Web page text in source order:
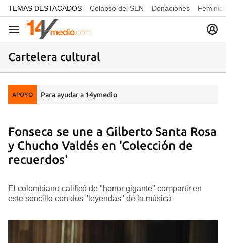
common.go-to-content
TEMAS DESTACADOS Colapso del SEN Donaciones
Navegación
Cartelera cultural
APOYO Para ayudar a 14ymedio
Fonseca se une a Gilberto Santa Rosa
y Chucho Valdés en 'Colección de
recuerdos'
El colombiano calificó de "honor gigante" compartir en
este sencillo con dos "leyendas" de la música